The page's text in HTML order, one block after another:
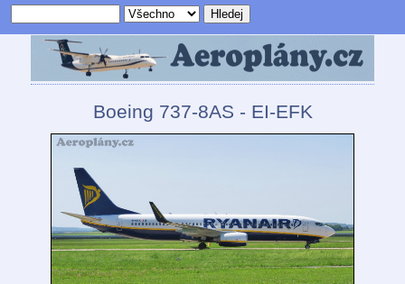
Boeing 737-8AS - EI-EFK